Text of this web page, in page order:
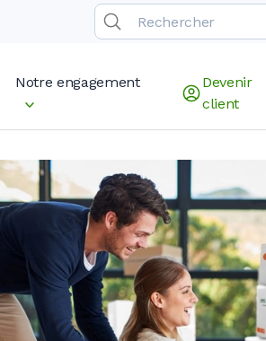
Notre engagement
Devenir
client